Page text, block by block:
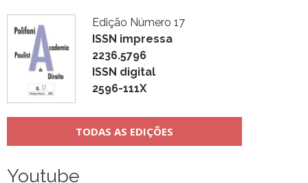
Edição Número 17
ISSN impressa
2236.5796
ISSN digital
2596-111X
TODAS AS EDIÇÕES
Youtube